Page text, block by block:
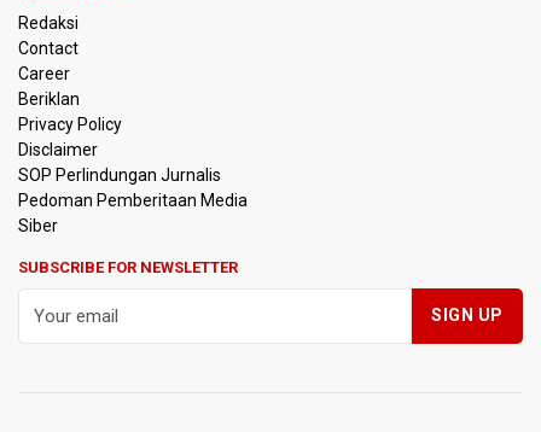
OJK Sebut IASC Terima 1.379 Laporan Kasus Penipuan
BRIN Kaji Peluang Industri Panel Surya Generasi Baru
Dikembangkan di Indonesia
BKSDA Riau Sebut Seekor Gajah Binaan PLG Minas Mati
Akibat Komplikasi Infeksi
Amnesty International Kecam Penggusuran Paksa Petani
di Luwu Timur, Desak Hentikan Kekerasan terhadap
Redaksi
Contact
Career
Beriklan
Privacy Policy
Disclaimer
SOP Perlindungan Jurnalis
Pedoman Pemberitaan Media
Siber
SUBSCRIBE FOR NEWSLETTER